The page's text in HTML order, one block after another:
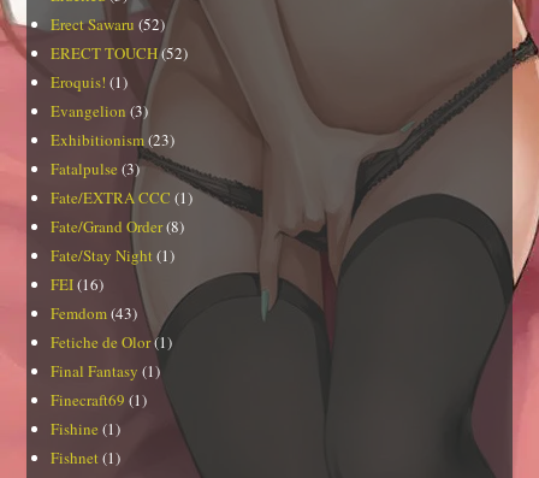
Erect Sawaru (52)
ERECT TOUCH(52)
Eroquis! (1)
Evangelion (3)
Exhibitionism(23)
Fatalpulse (3)
Fate/EXTRA CCC (1)
Fate/Grand Order(8)
Fate/Stay Night (1)
FEI(16)
Femdom(43)
Fetiche de Olor(1)
Final Fantasy (1)
Finecraft69 (1)
Fishine (1)
Fishnet(1)